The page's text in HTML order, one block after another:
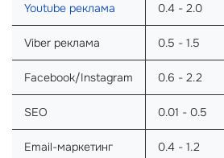
Youtube реклама 0.4 - 2.0
Viber реклама 0.5 - 1.5
Facebook/Instagram 0.6 - 2.2
SEO 0.01 - 0.5
Email-маркетинг 0.4 - 1.2